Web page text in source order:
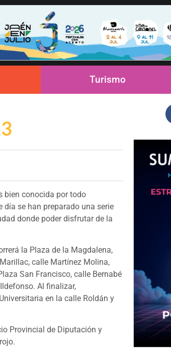
Turismo
bien conocida por todo
día se han preparado una serie
donde poder disfrutar de la
la Plaza de la Magdalena,
calle Martínez Molina,
San Francisco, calle Bernabé
Al finalizar,
en la calle Roldán y
Provincial de Diputación y